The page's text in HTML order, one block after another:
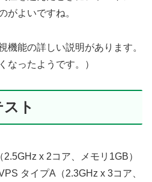
がよいですね。
機能の詳しい説明があります。
なったようです。）
ト
x 2コア、メモリ1GB）
タイプA（2.3GHz x 3コア、